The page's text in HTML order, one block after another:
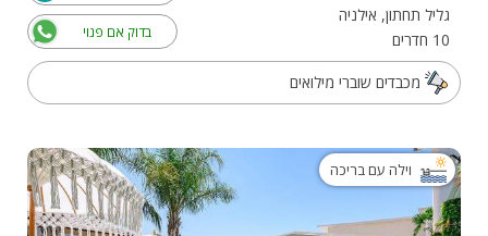
גליל תחתון, אילניה
10 חדרים
בדוק אם פנוי
מכבדים שוברי מילואים
וילה עם בריכה